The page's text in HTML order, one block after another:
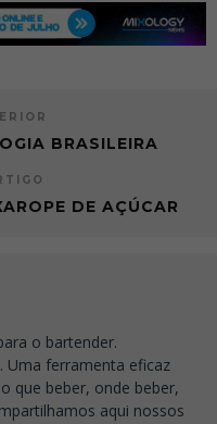
BRASILEIRA
DE AÇÚCAR
o bartender.
Uma ferramenta eficaz
que beber, onde beber,
aqui nossos